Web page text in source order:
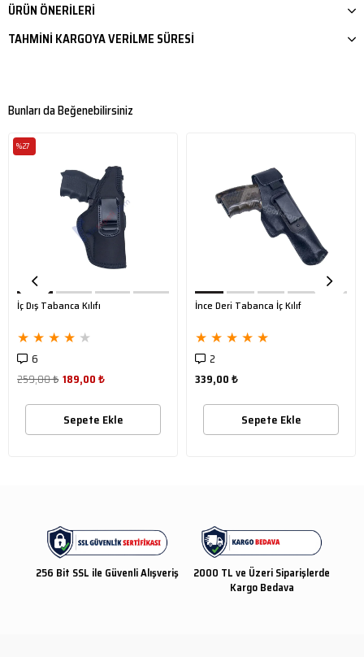
ÜRÜN ÖNERILERI
TAHMINI KARGOYA VERILME SÜRESI
Bunları da Beğenebilirsiniz
İç Dış Tabanca Kılıfı
★ ★ ★ ★ ★
6
189,00 ₺
259,00 ₺
Sepete Ekle
%27
İnce Deri Tabanca İç Kılıf
★ ★ ★ ★ ★
2
339,00 ₺
Sepete Ekle
256 Bit SSL ile Güvenli Alışveriş
2000 TL ve Üzeri Siparişlerde
Kargo Bedava